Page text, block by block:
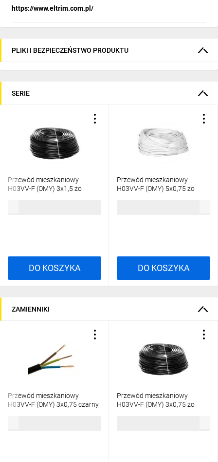
https://www.eltrim.com.pl/
PLIKI I BEZPIECZEŃSTWO PRODUKTU
SERIE
Przewód mieszkaniowy
H03VV-F (OMY) 3x1,5 żo
DO KOSZYKA
Przewód mieszkaniowy
H03VV-F (OMY) 5x0,75 żo
DO KOSZYKA
ZAMIENNIKI
Przewód mieszkaniowy
H03VV-F (OMY) 3x0,75 czarny
Przewód mieszkaniowy
H03VV-F (OMY) 3x0,75 żo